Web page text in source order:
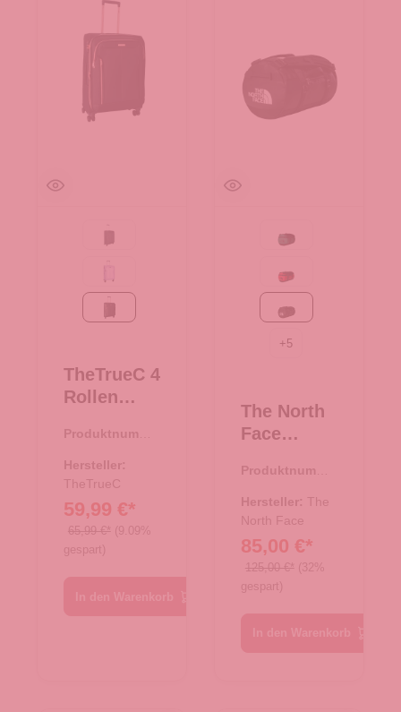
Black
Flieder
black/rose
TheTrueC 4
Rollen
Superlight
67cm
Kopenhage
n
black/rose
Produktnumme
Hersteller:
TheTrueC
59,99 €*
65,99 €* (9.09%
gespart)
Evergreen-TNF Black
Red-TNF Black-NPF
TNF Black
+5
The North
Face
e/Rucksac
k Base
Camp
Duffel XS
TNF Black
Produktnumme
Hersteller: The
North Face
85,00 €*
125,00 €* (32%
gespart)